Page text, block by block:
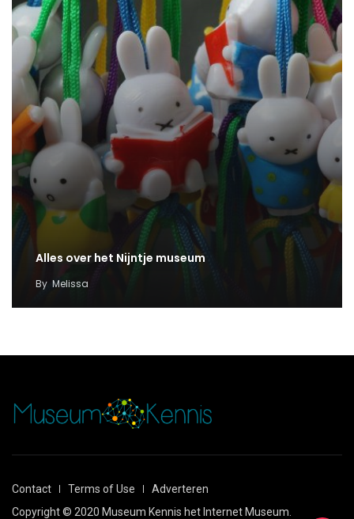
Alles over het Nijntje museum
By Melissa
Contact Terms of Use
Adverteren
Copyright © 2020 Museum Kennis het Internet Museum.